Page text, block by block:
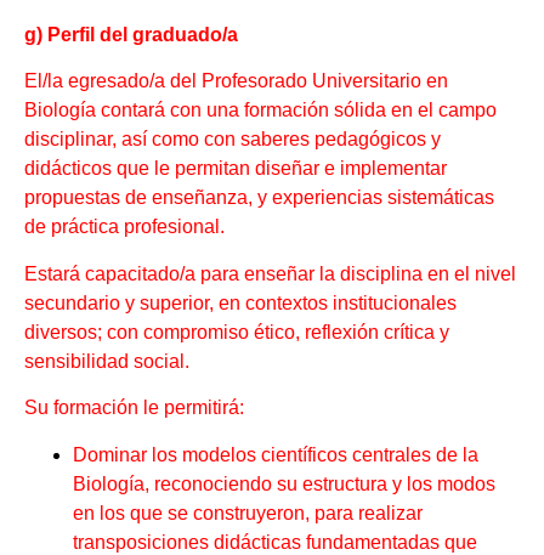
g) Perfil del graduado/a
El/la egresado/a del Profesorado Universitario en
Biología contará con una formación sólida en el campo
disciplinar, así como con saberes pedagógicos y
didácticos que le permitan diseñar e implementar
propuestas de enseñanza, y experiencias sistemáticas
de práctica profesional.
Estará capacitado/a para enseñar la disciplina en el nivel
secundario y superior, en contextos institucionales
diversos; con compromiso ético, reflexión crítica y
sensibilidad social.
Su formación le permitirá:
Dominar los modelos científicos centrales de la
Biología, reconociendo su estructura y los modos
en los que se construyeron, para realizar
transposiciones didácticas fundamentadas que